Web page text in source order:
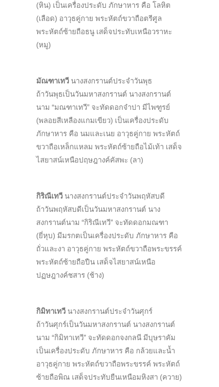
(หิน) เป็นเครื่องประดับ ภักษาหาร คือ โลหิต
(เลือด) อาวุธคู่กาย พระหัตถ์ขวาถือตรีศูล
พระหัตถ์ซ้ายถือธนู เสด็จประทับเหนือวราหะ
(หมู)
มัณฑาเทวี นางสงกรานต์ประจำวันพุธ
ถ้าวันพุธเป็นวันมหาสงกรานต์ นางสงกรานต์
นาม “มณฑาเทวี” จะทัดดอกจำปา มีไพฑูรย์
(พลอยสีเหลืองแกมเขียว) เป็นเครื่องประดับ
ภักษาหาร คือ นมและเนย อาวุธคู่กาย พระหัตถ์
ขวาถือเหล็กแหลม พระหัตถ์ซ้ายถือไม้เท้า เสด็จ
ไสยาสน์เหนือปฤษฎางค์คัสพะ (ลา)
กิริณีเทวี นางสงกรานต์ประจำวันพฤหัสบดี
ถ้าวันพฤหัสบดีเป็นวันมหาสงกรานต์ นาง
สงกรานต์นาม “กิริณีเทวี” จะทัดดอกมณฑา
(ยี่หุบ) มีมรกตเป็นเครื่องประดับ ภักษาหาร คือ
ถั่วและงา อาวุธคู่กาย พระหัตถ์ขวาถือพระขรรค์
พระหัตถ์ซ้ายถือปืน เสด็จไสยาสน์เหนือ
ปฏษฎางค์ชสาร (ช้าง)
กิมิทาเทวี นางสงกรานต์ประจำวันศุกร์
ถ้าวันศุกร์เป็นวันมหาสงกรานต์ นางสงกรานต์
นาม “กิมิทาเทวี” จะทัดดอกจงกลนี มีบุษราคัม
เป็นเครื่องประดับ ภักษาหาร คือ กล้วยและน้ำ
อาวุธคู่กาย พระหัตถ์ขวาถือพระขรรค์ พระหัตถ์
ซ้ายถือพิณ เสด็จประทับยืนเหนือมหิงสา (ควาย)